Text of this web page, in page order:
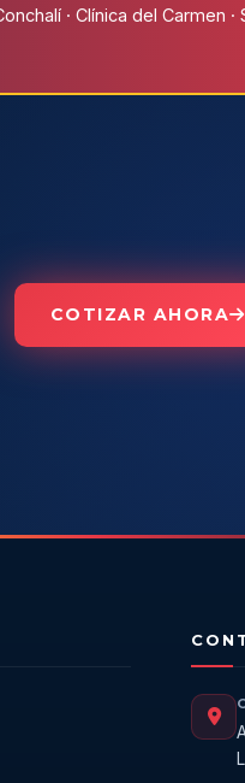
· Clínica del Carmen ·
COTIZAR AHORA